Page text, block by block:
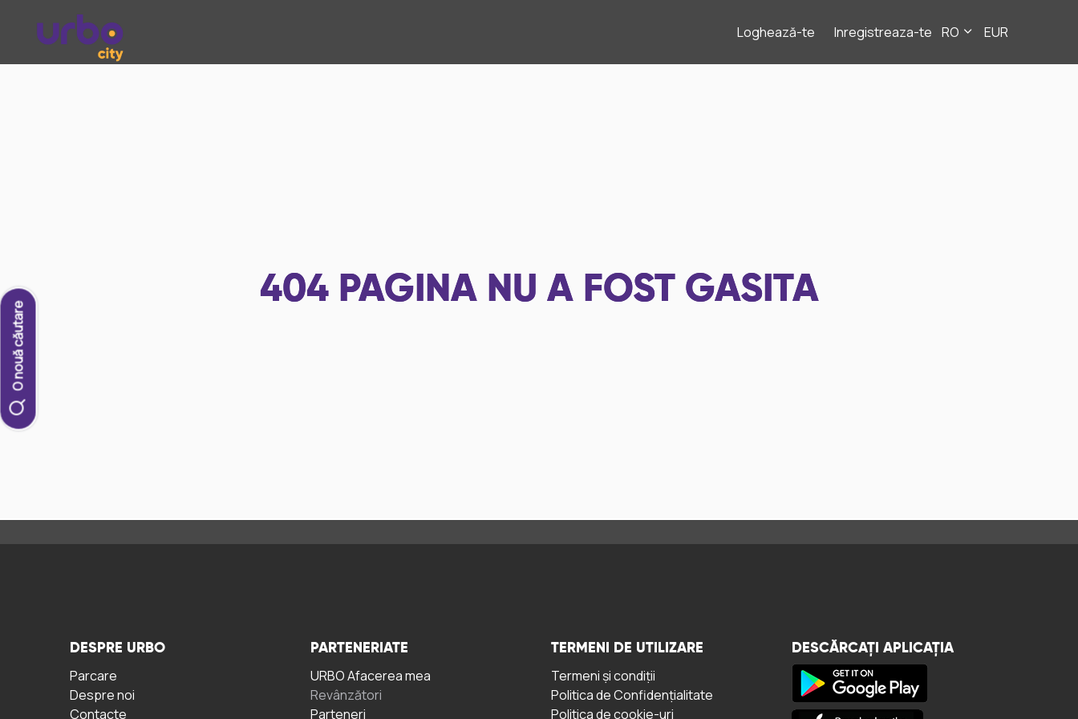
Loghează-te Inregistreaza-te RO EUR
O nouă căutare
404 PAGINA NU A FOST GASITA
DESPRE URBO
Parcare
Despre noi
Contacte
PARTENERIATE
URBO Afacerea mea
Revânzători
Parteneri
TERMENI DE UTILIZARE
Termeni și condiții
Politica de Confidențialitate
Politica de cookie-uri
DESCĂRCAȚI APLICAȚIA